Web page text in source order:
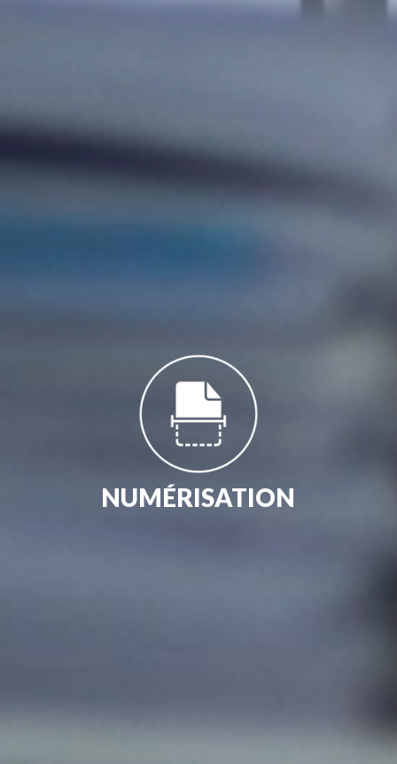
NUMÉRISATION